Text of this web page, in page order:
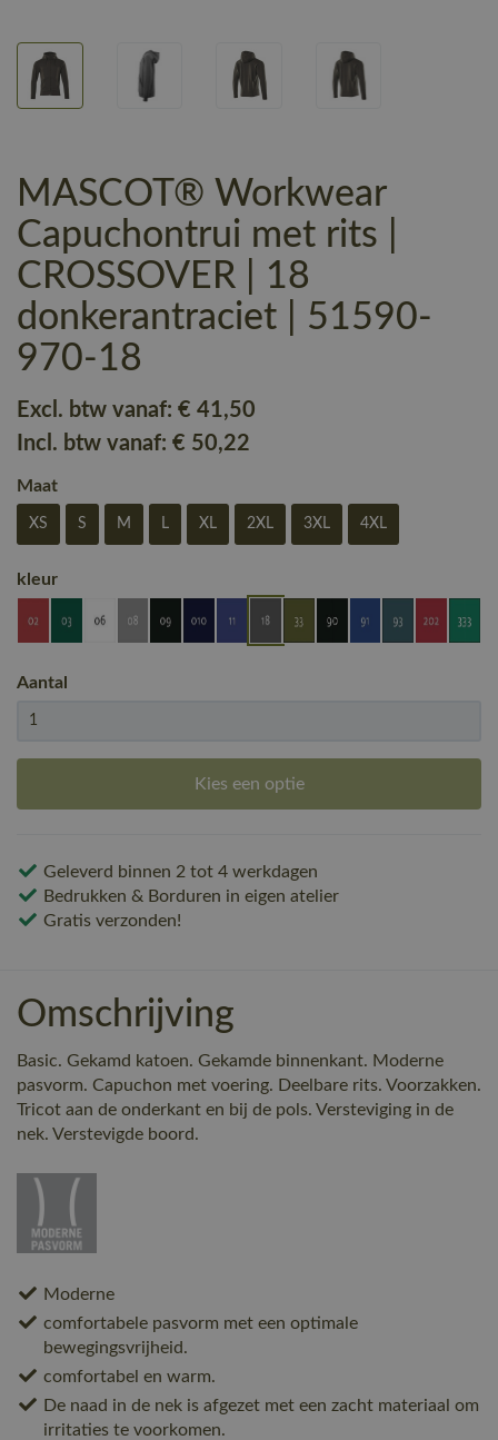
MASCOT® Workwear
Capuchontrui met rits |
CROSSOVER | 18
donkerantraciet | 51590-
970-18
Excl. btw vanaf: € 41,50
Incl. btw vanaf: € 50,22
Maat
XS S M L XL 2XL 3XL 4XL
kleur
Aantal
Kies een optie
Geleverd binnen 2 tot 4 werkdagen
Bedrukken & Borduren in eigen atelier
Gratis verzonden!
Omschrijving
Basic. Gekamd katoen. Gekamde binnenkant. Moderne
pasvorm. Capuchon met voering. Deelbare rits. Voorzakken.
Tricot aan de onderkant en bij de pols. Versteviging in de
nek. Verstevigde boord.
Moderne
comfortabele pasvorm met een optimale
bewegingsvrijheid.
comfortabel en warm.
De naad in de nek is afgezet met een zacht materiaal om
irritaties te voorkomen.